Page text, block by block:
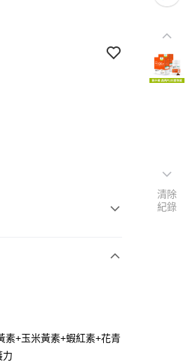
21家銀行
商業銀行
素+玉米黃素+蝦紅素+花青
力
清除
紀錄